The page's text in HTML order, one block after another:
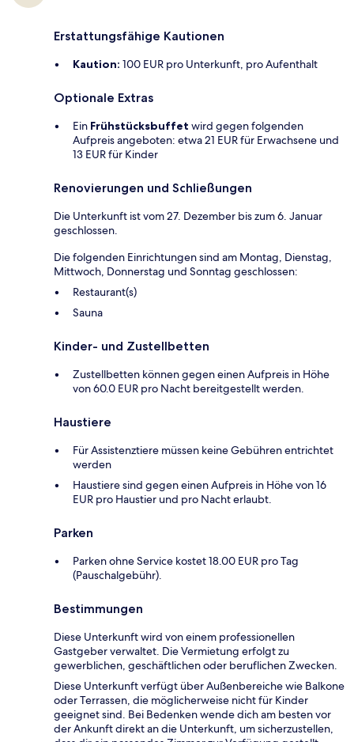
Erstattungsfähige Kautionen
Kaution: 100 EUR pro Unterkunft, pro Aufenthalt
Optionale Extras
Ein Frühstücksbuffet wird gegen folgenden
Aufpreis angeboten: etwa 21 EUR für Erwachsene und
13 EUR für Kinder
Renovierungen und Schließungen
Die Unterkunft ist vom 27. Dezember bis zum 6. Januar
geschlossen.
Die folgenden Einrichtungen sind am Montag, Dienstag,
Mittwoch, Donnerstag und Sonntag geschlossen:
Restaurant(s)
Sauna
Kinder- und Zustellbetten
Zustellbetten können gegen einen Aufpreis in Höhe
von 60.0 EUR pro Nacht bereitgestellt werden.
Haustiere
Für Assistenztiere müssen keine Gebühren entrichtet
werden
Haustiere sind gegen einen Aufpreis in Höhe von 16
EUR pro Haustier und pro Nacht erlaubt.
Parken
Parken ohne Service kostet 18.00 EUR pro Tag
(Pauschalgebühr).
Bestimmungen
Diese Unterkunft wird von einem professionellen
Gastgeber verwaltet. Die Vermietung erfolgt zu
gewerblichen, geschäftlichen oder beruflichen Zwecken.
Diese Unterkunft verfügt über Außenbereiche wie Balkone
oder Terrassen, die möglicherweise nicht für Kinder
geeignet sind. Bei Bedenken wende dich am besten vor
der Ankunft direkt an die Unterkunft, um sicherzustellen,